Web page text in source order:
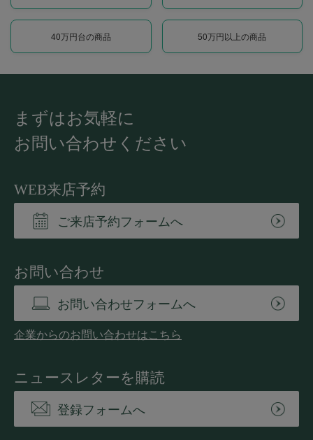
40万円台の商品 50万円以上の商品
まずはお気軽に
お問い合わせください
WEB来店予約
ご来店予約フォームへ
お問い合わせ
お問い合わせフォームへ
企業からのお問い合わせはこちら
ニュースレターを購読
登録フォームへ